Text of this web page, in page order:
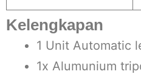
Kelengkapan
1 Unit Automatic
1x Alumunium